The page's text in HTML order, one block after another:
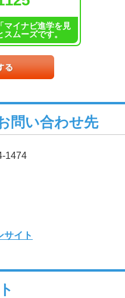
マイナビ進学を見
ムーズです。
問い合わせ先
1474
サイト